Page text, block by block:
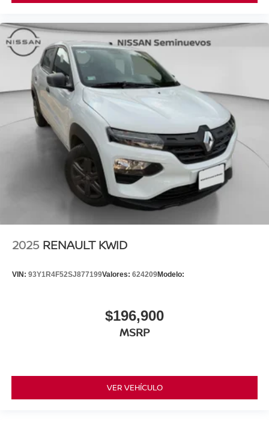
2025 RENAULT KWID
VIN: 93Y1R4F52SJ877199Valores: 624209Modelo:
$196,900
MSRP
VER VEHÍCULO